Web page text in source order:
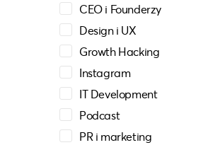
CEO i Founderzy
Design i UX
Growth Hacking
Instagram
IT Development
Podcast
PR i marketing